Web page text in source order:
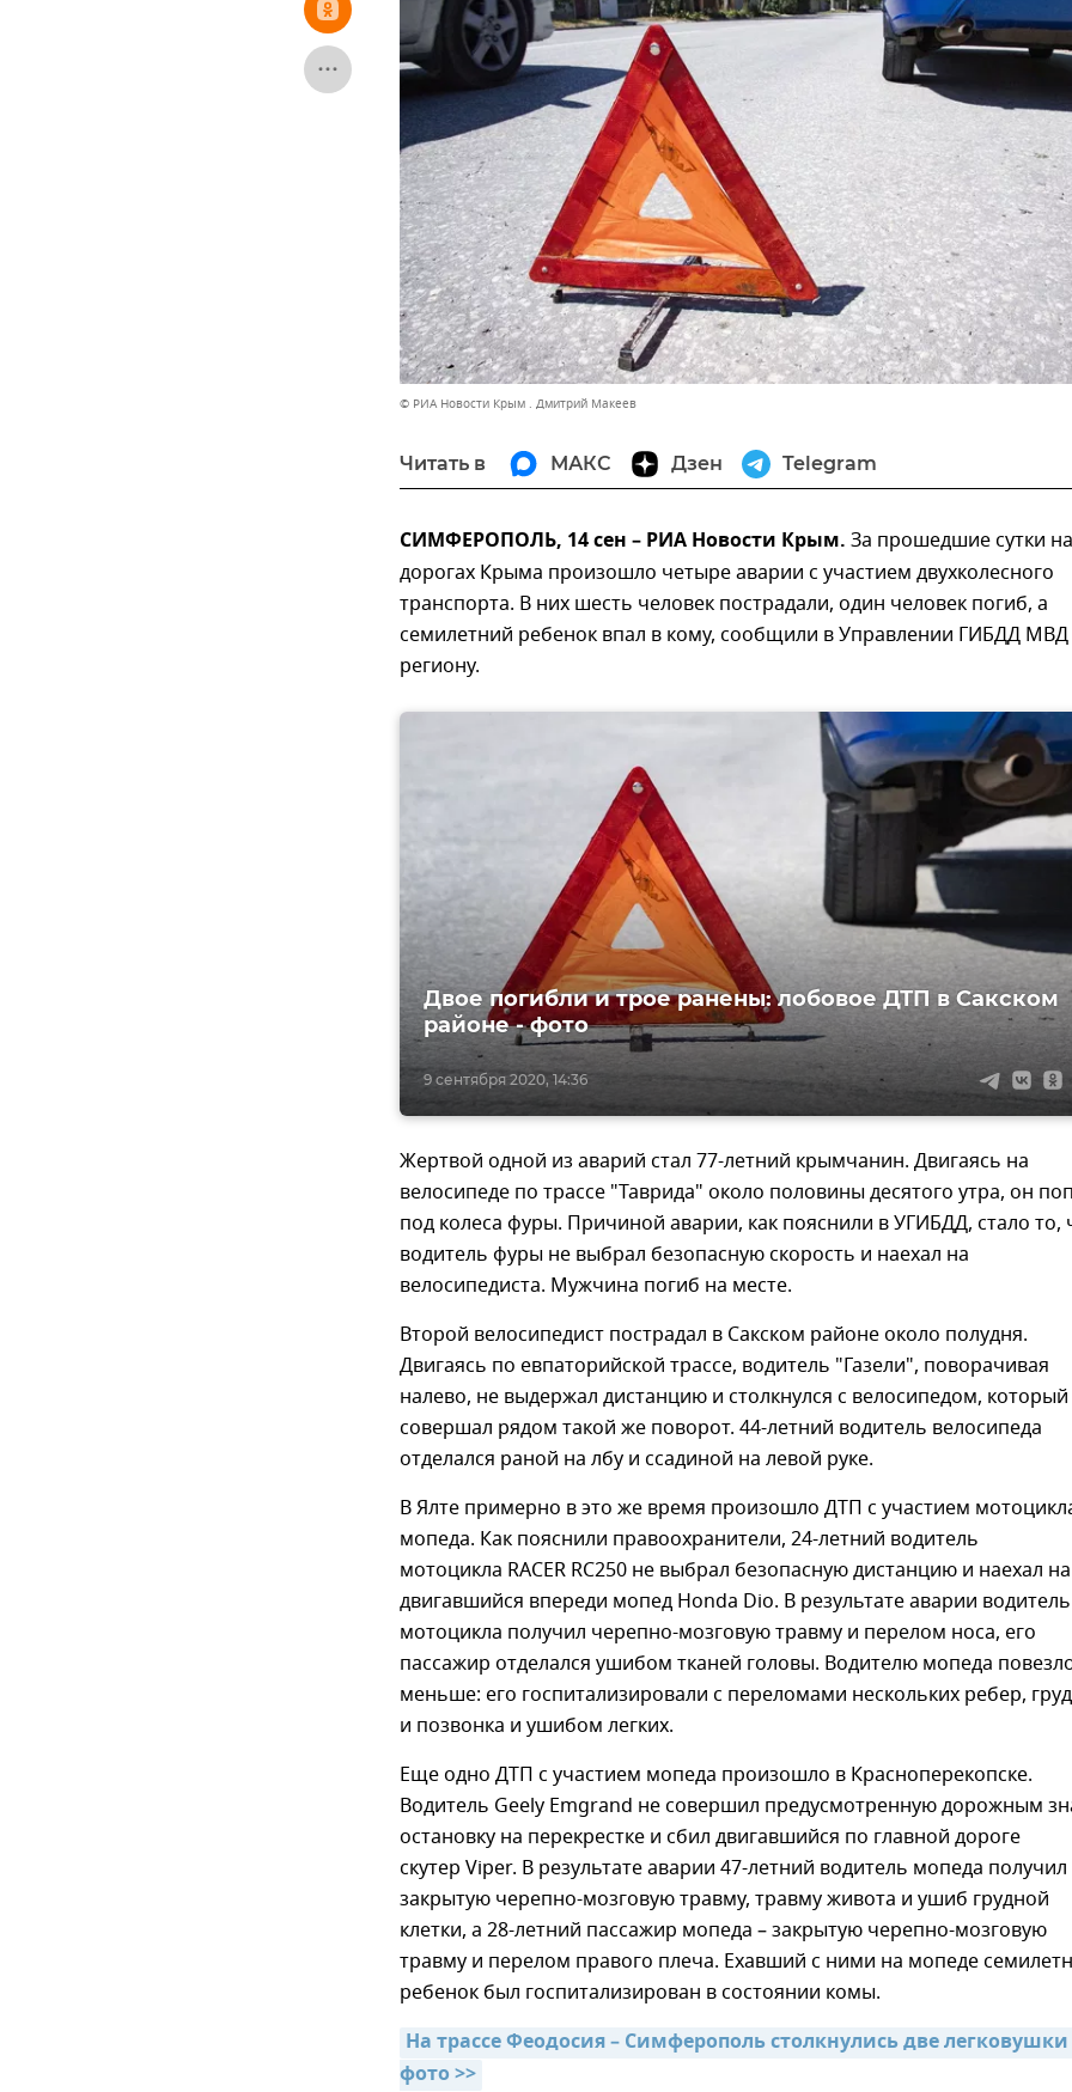
© РИА Новости Крым . Дмитрий Макеев
Читать в МАКС Дзен Telegram
СИМФЕРОПОЛЬ, 14 сен – РИА Новости Крым. За прошедшие сутки на
дорогах Крыма произошло четыре аварии с участием двухколесного
транспорта. В них шесть человек пострадали, один человек погиб, а
семилетний ребенок впал в кому, сообщили в Управлении ГИБДД
региону.
9 сентября 2020, 14:36
Двое погибли и трое ранены: лобовое ДТП в Сакском
районе - фото
Жертвой одной из аварий стал 77-летний крымчанин. Двигаясь на
велосипеде по трассе "Таврида" около половины десятого утра, он
под колеса фуры. Причиной аварии, как пояснили в УГИБДД, стало то,
водитель фуры не выбрал безопасную скорость и наехал на
велосипедиста. Мужчина погиб на месте.
Второй велосипедист пострадал в Сакском районе около полудня.
Двигаясь по евпаторийской трассе, водитель "Газели", поворачивая
налево, не выдержал дистанцию и столкнулся с велосипедом, который
совершал рядом такой же поворот. 44-летний водитель велосипеда
отделался раной на лбу и ссадиной на левой руке.
В Ялте примерно в это же время произошло ДТП с участием
мопеда. Как пояснили правоохранители, 24-летний водитель
мотоцикла RACER RC250 не выбрал безопасную дистанцию и наехал на
двигавшийся впереди мопед Honda Dio. В результате аварии водитель
мотоцикла получил черепно-мозговую травму и перелом носа, его
пассажир отделался ушибом тканей головы. Водителю мопеда
меньше: его госпитализировали с переломами нескольких ребер,
и позвонка и ушибом легких.
Еще одно ДТП с участием мопеда произошло в Красноперекопске.
Водитель Geely Emgrand не совершил предусмотренную дорожным
остановку на перекрестке и сбил двигавшийся по главной дороге
скутер Viper. В результате аварии 47-летний водитель мопеда получил
закрытую черепно-мозговую травму, травму живота и ушиб грудной
клетки, а 28-летний пассажир мопеда – закрытую черепно-мозговую
травму и перелом правого плеча. Ехавший с ними на мопеде
ребенок был госпитализирован в состоянии комы.
На трассе Феодосия – Симферополь столкнулись две легковушки
фото >>